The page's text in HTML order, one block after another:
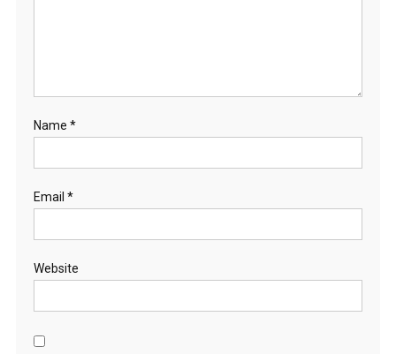
Name *
Email *
Website